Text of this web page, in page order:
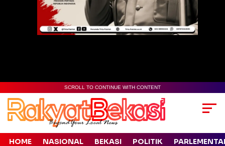
SCROLL TO CONTINUE WITH CONTENT
HOME NASIONAL BEKASI POLITIK